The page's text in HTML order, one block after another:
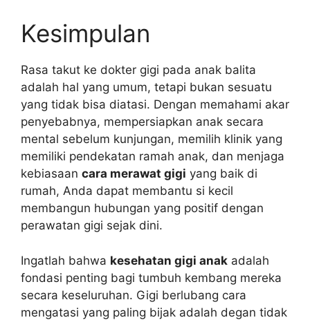
Kesimpulan
Rasa takut ke dokter gigi pada anak balita
adalah hal yang umum, tetapi bukan sesuatu
yang tidak bisa diatasi. Dengan memahami akar
penyebabnya, mempersiapkan anak secara
mental sebelum kunjungan, memilih klinik yang
memiliki pendekatan ramah anak, dan menjaga
kebiasaan cara merawat gigi yang baik di
rumah, Anda dapat membantu si kecil
membangun hubungan yang positif dengan
perawatan gigi sejak dini.
Ingatlah bahwa kesehatan gigi anak adalah
fondasi penting bagi tumbuh kembang mereka
secara keseluruhan. Gigi berlubang cara
mengatasi yang paling bijak adalah degan tidak